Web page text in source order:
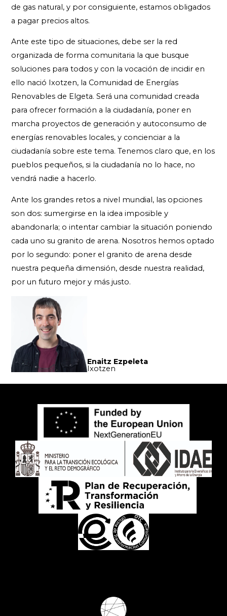
de gas natural, y por consiguiente, estamos obligados
a pagar precios altos.
Ante este tipo de situaciones, debe ser la red
organizada de forma comunitaria la que busque
soluciones para todos y con la vocación de incidir en
ello nació Ixotzen, la Comunidad de Energías
Renovables de Elgeta. Será una comunidad creada
para ofrecer formación a la ciudadanía, poner en
marcha proyectos de generación y autoconsumo de
energías renovables locales, y concienciar a la
ciudadanía sobre este tema. Tenemos claro que, en los
pueblos pequeños, si la ciudadanía no lo hace, no
vendrá nadie a hacerlo.
Ante los grandes retos a nivel mundial, las opciones
son dos: sumergirse en la idea imposible y
abandonarla; o intentar cambiar la situación poniendo
cada uno su granito de arena. Nosotros hemos optado
por lo segundo: poner el granito de arena desde
nuestra pequeña dimensión, desde nuestra realidad,
por un futuro mejor y más justo.
Enaitz Ezpeleta
Ixotzen